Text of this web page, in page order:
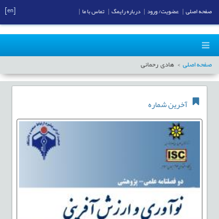
صفحه اصلی هادی رحمانی
آخرین شماره
صفحه اصلی عضویت/ ورود درباره رایمگ تماس با ما